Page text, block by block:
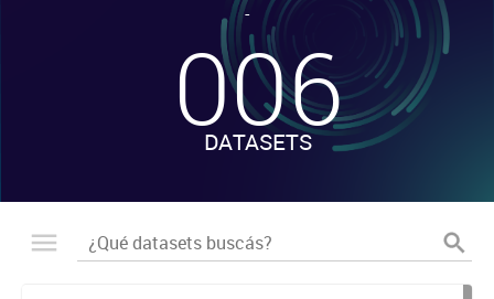
-
006
DATASETS